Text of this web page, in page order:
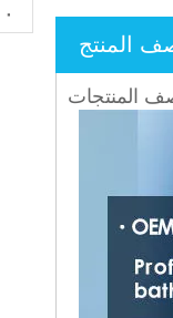
المنتج
المنتجات